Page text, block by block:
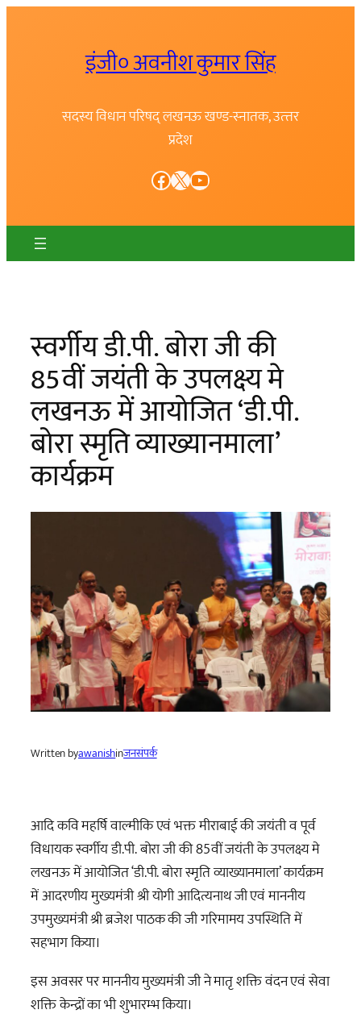
इंजी० अवनीश कुमार सिंह
सदस्य विधान परिषद् लखनऊ खण्ड-स्नातक, उत्त्तर
प्रदेश
Facebook X YouTube
स्वर्गीय डी.पी. बोरा जी की
85वीं जयंती के उपलक्ष्य मे
लखनऊ में आयोजित ‘डी.पी.
बोरा स्मृति व्याख्यानमाला’
कार्यक्रम
Written byawanishinजनसंपर्क
आदि कवि महर्षि वाल्मीकि एवं भक्त मीराबाई की जयंती व पूर्व
विधायक स्वर्गीय डी.पी. बोरा जी की 85वीं जयंती के उपलक्ष्य मे
लखनऊ में आयोजित ‘डी.पी. बोरा स्मृतिव्याख्यानमाला’ कार्यक्रम
में आदरणीय मुख्यमंत्री श्री योगी आदित्यनाथ जी एवं माननीय
उपमुख्यमंत्री श्री ब्रजेश पाठक की जी गरिमामय उपस्थिति में
सहभाग किया।
इस अवसर पर माननीय मुख्यमंत्री जी ने मातृ शक्ति वंदन एवं सेवा
शक्ति केन्द्रों का भी शुभारम्भ किया।